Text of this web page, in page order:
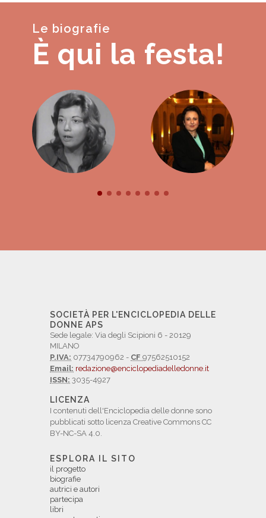
Le biografie
È qui la festa!
SOCIETÀ PER L'ENCICLOPEDIA DELLE
DONNE APS
Sede legale: Via degli Scipioni 6 - 20129
MILANO
P.IVA: 07734790962 - CF 97562510152
Email: redazione@enciclopediadelledonne.it
ISSN: 3035-4927
LICENZA
I contenuti dell'Enciclopedia delle donne sono
pubblicati sotto licenza Creative Commons CC
BY-NC-SA 4.0.
ESPLORA IL SITO
il progetto
biografie
autrici e autori
partecipa
libri